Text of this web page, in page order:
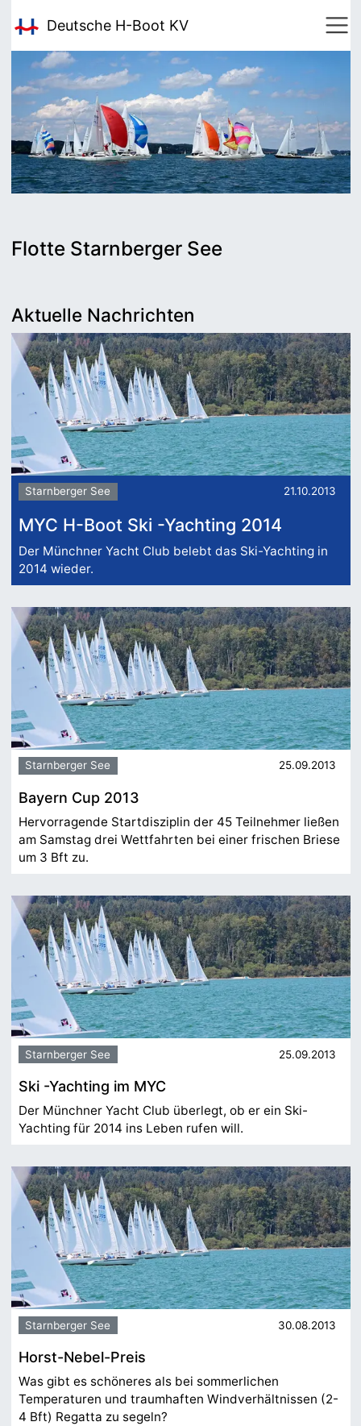
Deutsche H-Boot KV
Flotte Starnberger See
Aktuelle Nachrichten
Starnberger See 21.10.2013
MYC H-Boot Ski -Yachting 2014
Der Münchner Yacht Club belebt das Ski-Yachting in
2014 wieder.
Starnberger See 25.09.2013
Bayern Cup 2013
Hervorragende Startdisziplin der 45 Teilnehmer ließen
am Samstag drei Wettfahrten bei einer frischen Briese
um 3 Bft zu.
Starnberger See 25.09.2013
Ski -Yachting im MYC
Der Münchner Yacht Club überlegt, ob er ein Ski-
Yachting für 2014 ins Leben rufen will.
Starnberger See 30.08.2013
Horst-Nebel-Preis
Was gibt es schöneres als bei sommerlichen
Temperaturen und traumhaften Windverhältnissen (2-
4 Bft) Regatta zu segeln?